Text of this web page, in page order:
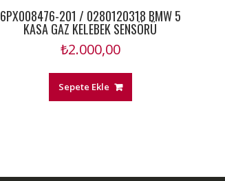
6PX008476-201 / 0280120318 BMW 5
KASA GAZ KELEBEK SENSÖRÜ
₺2.000,00
Sepete Ekle